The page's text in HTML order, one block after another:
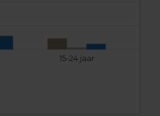
15-24 jaar